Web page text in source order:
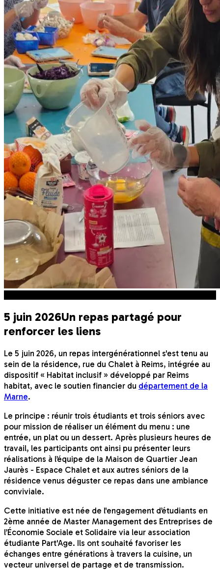
5 juin 2026Un repas partagé pour
renforcer les liens
Le 5 juin 2026, un repas intergénérationnel s'est tenu au
sein de la résidence, rue du Chalet à Reims, intégrée au
dispositif « Habitat inclusif » développé par Reims
habitat, avec le soutien financier du département de la
Marne.
Le principe : réunir trois étudiants et trois séniors avec
pour mission de réaliser un élément du menu : une
entrée, un plat ou un dessert. Après plusieurs heures de
travail, les participants ont ainsi pu présenter leurs
réalisations à l’équipe de la Maison de Quartier Jean
Jaurès - Espace Chalet et aux autres séniors de la
résidence venus déguster ce repas dans une ambiance
conviviale.
Cette initiative est née de l'engagement d’étudiants en
2ème année de Master Management des Entreprises de
l’Économie Sociale et Solidaire via leur association
étudiante Part'Age. Ils ont souhaité favoriser les
échanges entre générations à travers la cuisine, un
vecteur universel de partage et de transmission.